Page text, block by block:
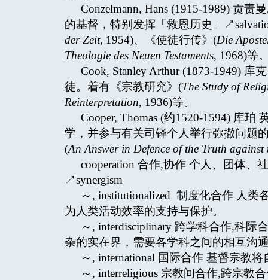
Conzelmann, Hans (1915-1989) 贡
的基督，特别发挥「救恩历史」
der Zeit, 1954)、《使徒行传》(Die
Theologie des Neuen Testaments, 1968)等
Cook, Stanley Arthur (1873-1949) 库
徒。着有《宗教研究》(The Study of
Reinterpretation, 1936)等。
Cooper, Thomas (约1520-1594) 库
学，并参与有关司铎个人举行弥撒问题
(An Answer in Defence of the Truth
cooperation 合作,协作 个人、团体、
↗synergism
～, institutionalized 制度化合作 人
为人类活动效率的支持与保护。
～, interdisciplinary 跨学科合作,科际
杂的实在界，需要各学科之间的相互沟
～, international 国际合作 基督宗教
～, interreligious 宗教间合作,跨宗教